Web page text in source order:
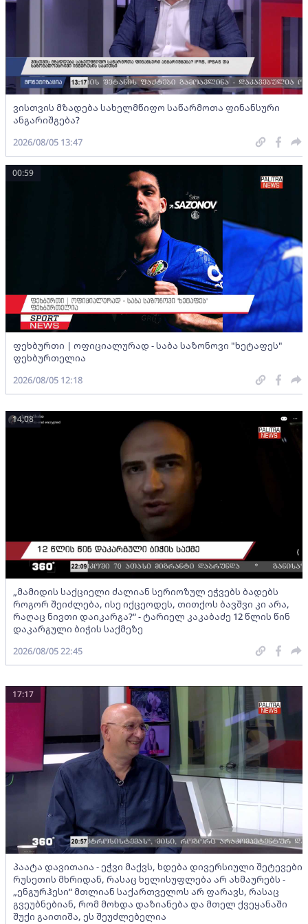
ვისთვის მზადება სახელმწიფო საწარმოთა ფინანსური
ანგარიშგება?
2026/08/05 13:47
ფეხბურთი | ოფიციალურად - საბა საზონოვი "ხეტაფეს"
ფეხბურთელია
00:59
2026/08/05 12:18
„მამიდის საქციელი ძალიან სერიოზულ ეჭვებს ბადებს
როგორ შეიძლება, ისე იქცეოდეს, თითქოს ბავშვი კი არა,
რაღაც ნივთი დაიკარგა?“ - ტარიელ კაკაბაძე 12 წლის წინ
დაკარგული ბიჭის საქმეზე
14:08
2026/08/05 22:45
პაატა დავითაია - ეჭვი მაქვს, ხდება დივერსიული შეტევები
რუსეთის მხრიდან, რასაც ხელისუფლება არ ახმაურებს -
„ენგურჰესი“ მთლიან საქართველოს არ ფარავს, რასაც
გვეუბნებიან, რომ მოხდა დაზიანება და მთელ ქვეყანაში
შუქი გაითიშა, ეს შეუძლებელია
17:17